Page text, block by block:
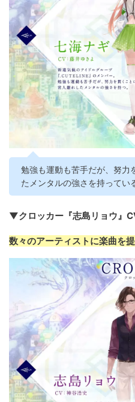
勉強も運動も苦手だが、努力
たメンタルの強さを持ってい
▼クロッカー『志島リョウ』
数々のアーティストに楽曲を提